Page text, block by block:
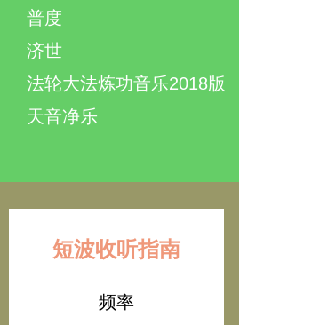
普度
济世
法轮大法炼功音乐2018版
天音净乐
短波收听指南
频率